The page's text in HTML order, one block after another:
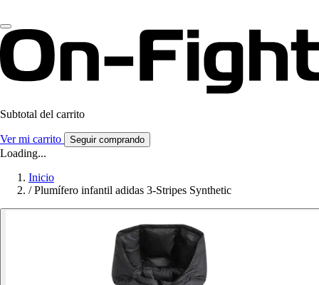
Subtotal del carrito
Ver mi carrito Seguir comprando
Loading...
Inicio
/ Plumífero infantil adidas 3-Stripes Synthetic